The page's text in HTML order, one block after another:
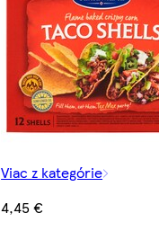
Viac z kategórie
4,45 €